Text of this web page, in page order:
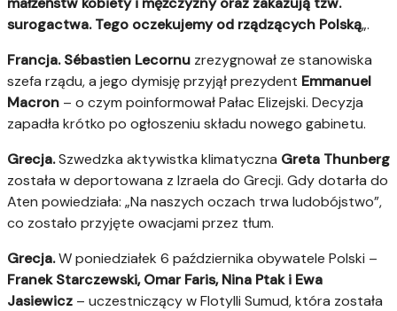
surogactwa. Tego oczekujemy od rządzących Polską„.
Francja. Sébastien Lecornu zrezygnował ze stanowiska
szefa rządu, a jego dymisję przyjął prezydent Emmanuel
Macron – o czym poinformował Pałac Elizejski. Decyzja
zapadła krótko po ogłoszeniu składu nowego gabinetu.
Grecja.Szwedzka aktywistka klimatyczna Greta Thunberg
została w deportowana z Izraela do Grecji. Gdy dotarła do
Aten powiedziała: „Na naszych oczach trwa ludobójstwo”,
co zostało przyjęte owacjami przez tłum.
Grecja.W poniedziałek 6 października obywatele Polski –
Franek Starczewski, Omar Faris, Nina Ptak i Ewa
Jasiewicz – uczestniczący w Flotylli Sumud, która została